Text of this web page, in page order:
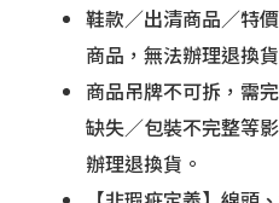
鞋款／出清商品／特
商品，無法辦理退換貨
商品吊牌不可拆，需
缺失／包裝不完整等
辦理退換貨。